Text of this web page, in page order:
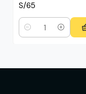
S/65
Cantidad